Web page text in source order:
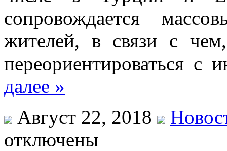
сопровождается
жителей, в связи с
переориентироваться
далее »
Август 22, 2018
отключены